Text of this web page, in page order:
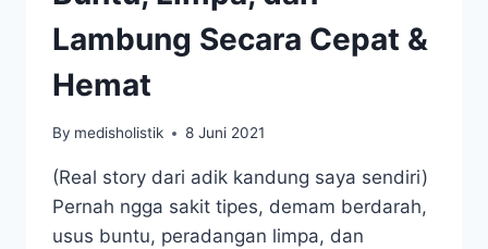
Lambung Secara Cepat &
Hemat
By medisholistik 8 Juni 2021
(Real story dari adik kandung saya sendiri)
Pernah ngga sakit tipes, demam berdarah,
usus buntu, peradangan limpa, dan